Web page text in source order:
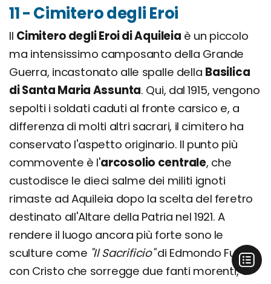
11 - Cimitero degli Eroi
Il Cimitero degli Eroi di Aquileia è un piccolo
ma intensissimo camposanto della Grande
Guerra, incastonato alle spalle della Basilica
di Santa Maria Assunta. Qui, dal 1915, vengono
sepolti i soldati caduti al fronte carsico e, a
differenza di molti altri sacrari, il cimitero ha
conservato l'aspetto originario. Il punto più
commovente è l'arcosolio centrale, che
custodisce le dieci salme dei militi ignoti
rimaste ad Aquileia dopo la scelta del feretro
destinato all'Altare della Patria nel 1921. A
rendere il luogo ancora più forte sono le
sculture come "Il Sacrificio"di Edmondo Furlan,
con Cristo che sorregge due fanti morenti, e